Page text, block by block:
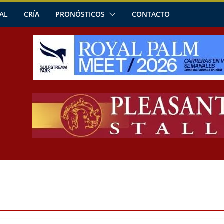
CRÍA PRONÓSTICOS CONTACTO